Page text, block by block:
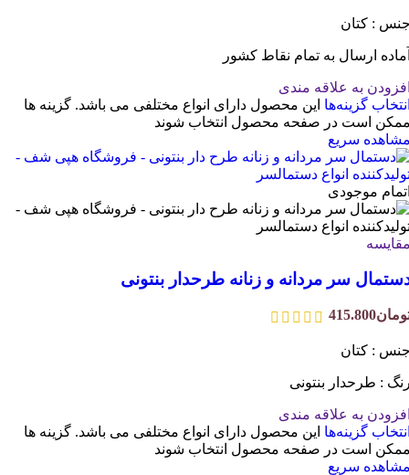
: کتان
ارسال به تمام نقاط کشور
به علاقه مندی
گزینه‌ها این محصول دارای انواع مختلفی می باشد. گزینه ها
است در صفحه محصول انتخاب شوند
سریع
موجودی
سر مردانه و زنانه طرحدار بنتونی
415.800
: کتان
: طرحدار بنتونی
به علاقه مندی
گزینه‌ها این محصول دارای انواع مختلفی می باشد. گزینه ها
است در صفحه محصول انتخاب شوند
سریع